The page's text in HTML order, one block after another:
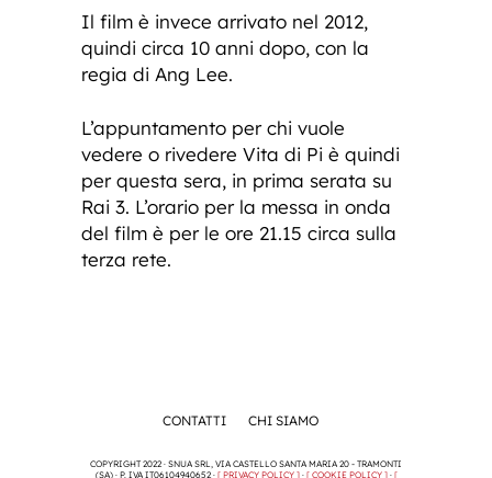
Il film è invece arrivato nel 2012,
quindi circa 10 anni dopo, con la
regia di Ang Lee.
L’appuntamento per chi vuole
vedere o rivedere Vita di Pi è quindi
per questa sera, in prima serata su
Rai 3. L’orario per la messa in onda
del film è per le ore 21.15 circa sulla
terza rete.
CONTATTI CHI SIAMO
COPYRIGHT 2022 · SNUA SRL, VIA CASTELLO SANTA MARIA 20 - TRAMONTI
(SA) · P. IVA IT06104940652 · [ PRIVACY POLICY ]· [ COOKIE POLICY ]· [